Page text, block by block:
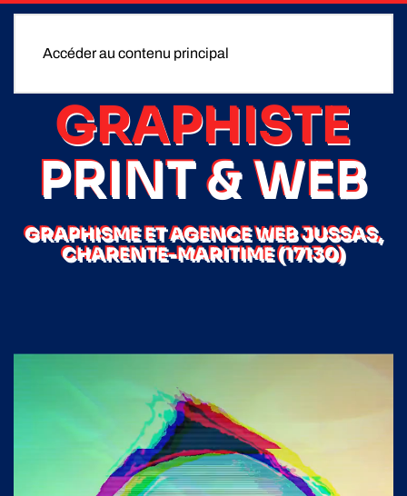
Accéder au contenu principal
GRAPHISTE
PRINT & WEB
GRAPHISME ET AGENCE WEB JUSSAS,
CHARENTE-MARITIME (17130)